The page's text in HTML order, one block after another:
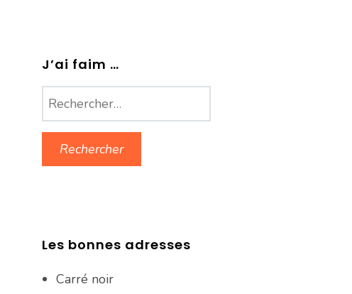
J’ai faim …
Rechercher :
Les bonnes adresses
Carré noir